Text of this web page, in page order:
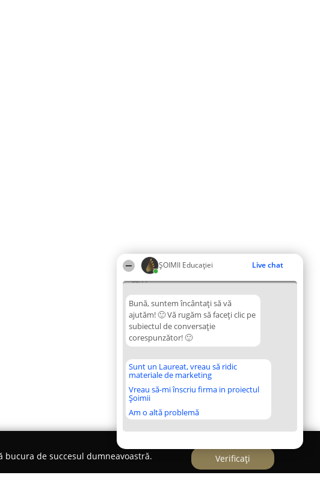
ȘOIMII Educației Live chat
08:11
Bună, suntem încântați să vă
ajutăm! 🙂 Vă rugăm să faceți clic pe
subiectul de conversație
corespunzător! 🙂
Sunt un Laureat, vreau să ridic
materiale de marketing
Vreau să-mi înscriu firma in proiectul
Șoimii
Am o altă problemă
de succesul dumneavoastră.
Verificați